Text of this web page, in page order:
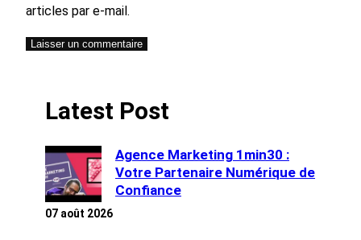
articles par e-mail.
Latest Post
Agence Marketing 1min30 :
Votre Partenaire Numérique de
Confiance
07 août 2026